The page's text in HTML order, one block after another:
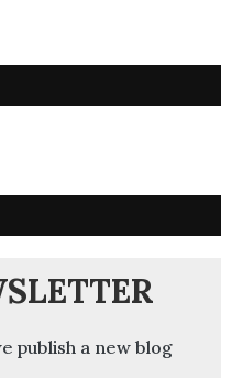
publish a new blog